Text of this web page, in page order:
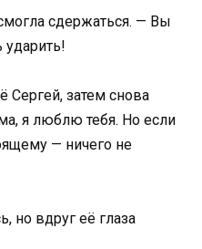
сдержаться. — Вы
ударить!
Сергей, затем снова
я люблю тебя. Но если
— ничего не
но вдруг её глаза